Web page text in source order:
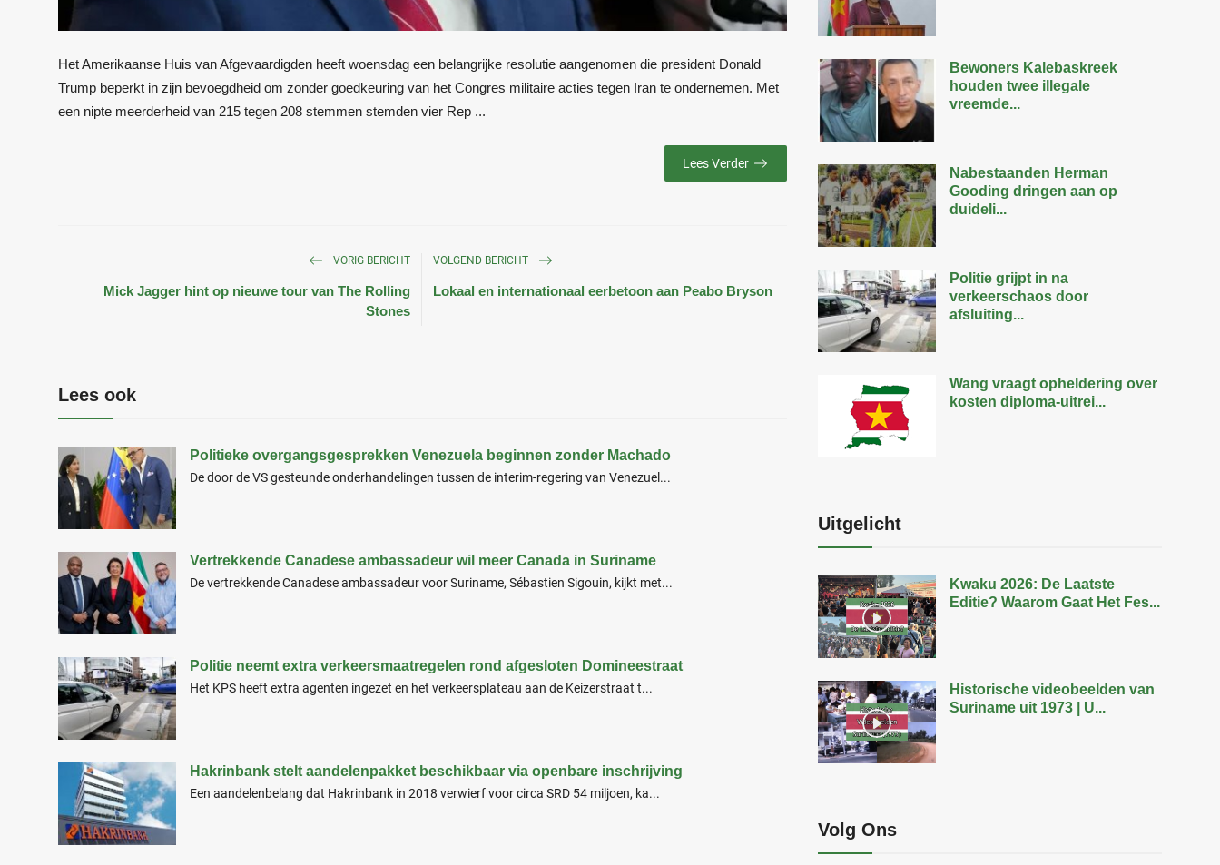
Het Amerikaanse Huis van Afgevaardigden heeft woensdag een belangrijke resolutie aangenomen die president Donald
Trump beperkt in zijn bevoegdheid om zonder goedkeuring van het Congres militaire acties tegen Iran te ondernemen. Met
een nipte meerderheid van 215 tegen 208 stemmen stemden vier Rep ...
Lees Verder
VORIG BERICHT
Mick Jagger hint op nieuwe tour van The Rolling
Stones
VOLGEND BERICHT
Lokaal en internationaal eerbetoon aan Peabo Bryson
Lees ook
Politieke overgangsgesprekken Venezuela beginnen zonder Machado
De door de VS gesteunde onderhandelingen tussen de interim-regering van Venezuel...
Vertrekkende Canadese ambassadeur wil meer Canada in Suriname
De vertrekkende Canadese ambassadeur voor Suriname, Sébastien Sigouin, kijkt met...
Politie neemt extra verkeersmaatregelen rond afgesloten Domineestraat
Het KPS heeft extra agenten ingezet en het verkeersplateau aan de Keizerstraat t...
Hakrinbank stelt aandelenpakket beschikbaar via openbare inschrijving
Een aandelenbelang dat Hakrinbank in 2018 verwierf voor circa SRD 54 miljoen, ka...
Bewoners Kalebaskreek
houden twee illegale
vreemde...
Nabestaanden Herman
Gooding dringen aan op
duideli...
Politie grijpt in na
verkeerschaos door
afsluiting...
Wang vraagt opheldering over
kosten diploma-uitrei...
Uitgelicht
Kwaku 2026: De Laatste
Editie? Waarom Gaat Het Fes...
Historische videobeelden van
Suriname uit 1973 | U...
Volg Ons